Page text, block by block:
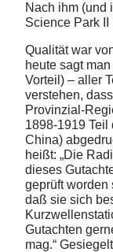
Nach ihm (und
Science Park
Qualität war
heute sagt
Vorteil) – aller
verstehen,
Provinzial-
1898-1919 Teil
China)
heißt: „Die
dieses
geprüft worden
daß sie sich
Gutachten
mag.“